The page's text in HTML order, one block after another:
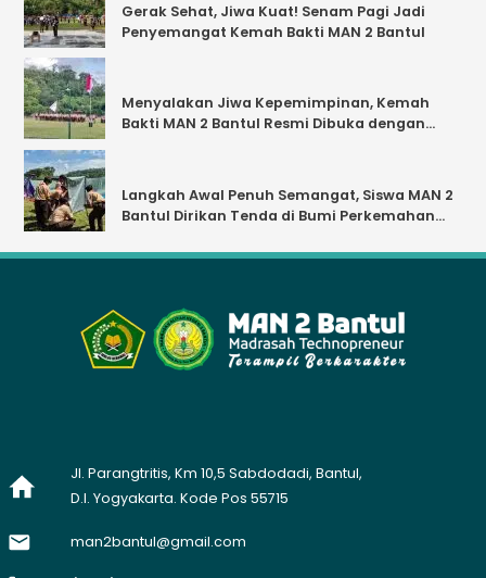
Gerak Sehat, Jiwa Kuat! Senam Pagi Jadi
Penyemangat Kemah Bakti MAN 2 Bantul
Menyalakan Jiwa Kepemimpinan, Kemah
Bakti MAN 2 Bantul Resmi Dibuka dengan
Langkah Awal Penuh Semangat, Siswa MAN 2
Bantul Dirikan Tenda di Bumi Perkemahan
Jl. Parangtritis, Km 10,5 Sabdodadi, Bantul,
D.I. Yogyakarta. Kode Pos 55715
man2bantul@gmail.com